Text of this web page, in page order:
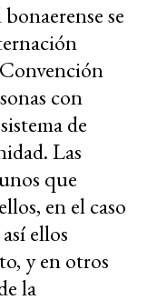
se
con
de
Las
que
en el caso
ellos
y en otros
la